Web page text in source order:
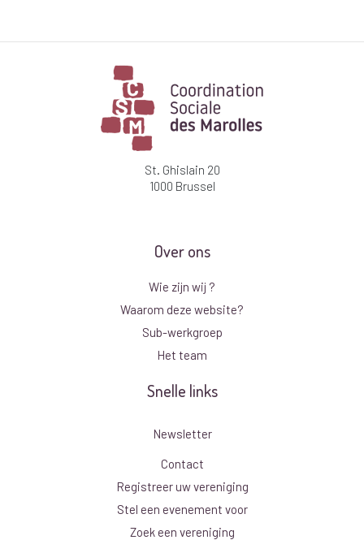
St. Ghislain 20
1000 Brussel
Over ons
Wie zijn wij ?
Waarom deze website?
Sub-werkgroep
Het team
Snelle links
Newsletter
Contact
Registreer uw vereniging
Stel een evenement voor
Zoek een vereniging